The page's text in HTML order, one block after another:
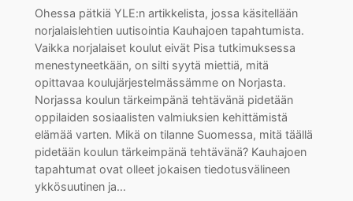
Ohessa pätkiä YLE:n artikkelista, jossa käsitellään
norjalaislehtien uutisointia Kauhajoen tapahtumista.
Vaikka norjalaiset koulut eivät Pisa tutkimuksessa
menestyneetkään, on silti syytä miettiä, mitä
opittavaa koulujärjestelmässämme on Norjasta.
Norjassa koulun tärkeimpänä tehtävänä pidetään
oppilaiden sosiaalisten valmiuksien kehittämistä
elämää varten. Mikä on tilanne Suomessa, mitä täällä
pidetään koulun tärkeimpänä tehtävänä? Kauhajoen
tapahtumat ovat olleet jokaisen tiedotusvälineen
ykkösuutinen ja…